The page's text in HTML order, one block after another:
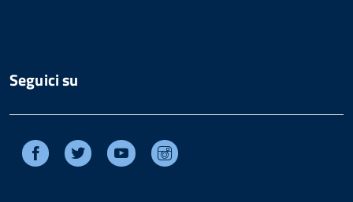
Seguici su
Facebook Twitter Youtube